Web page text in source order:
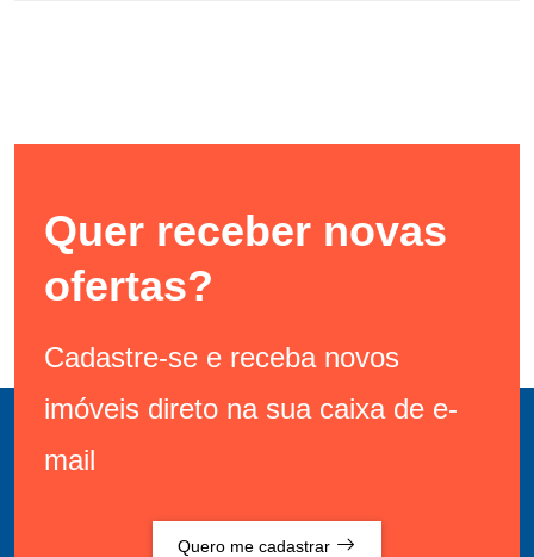
Quer receber novas
ofertas?
Cadastre-se e receba novos
imóveis direto na sua caixa de e-
mail
Quero me cadastrar